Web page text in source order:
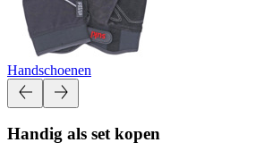
Handschoenen
Handig als set kopen